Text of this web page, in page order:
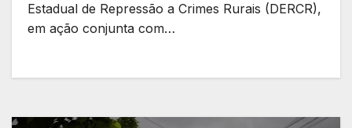
Estadual de Repressão a Crimes Rurais (DERCR),
em ação conjunta com…